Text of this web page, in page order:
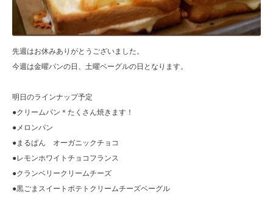
先週はお休みありがとうございました。
今週は金曜パンの日、土曜ベーグルの日となります。
明日のラインナップ予定
●クリームパン＊たくさん焼きます！
●メロンパン
●まるぱん オーガニックチョコ
●レモンホワイトチョコフランス
●クランベリークリームチーズ
●黒ごまスイートポテトクリームチーズベーグル